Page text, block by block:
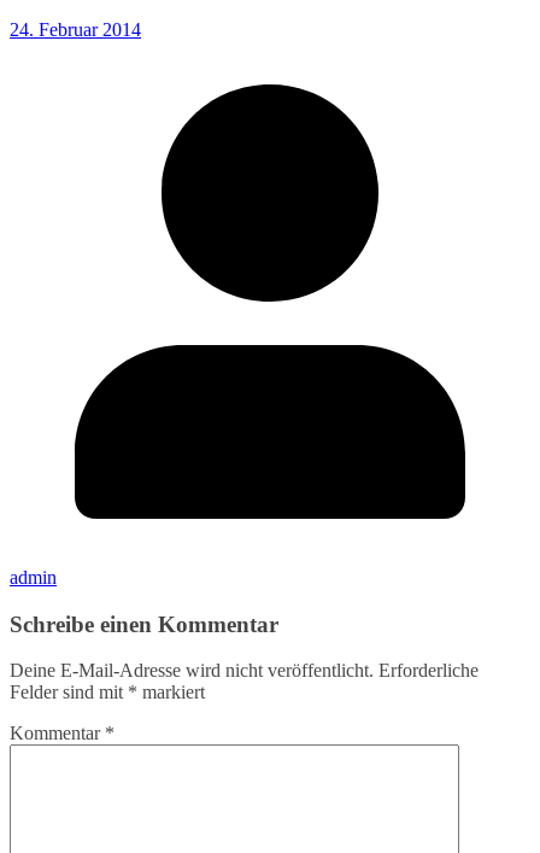
24. Februar 2014
admin
Schreibe einen Kommentar
Deine E-Mail-Adresse wird nicht veröffentlicht. Erforderliche
Felder sind mit * markiert
Kommentar *